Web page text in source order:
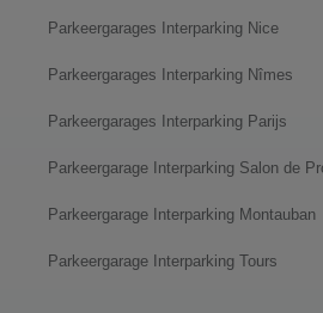
Parkeergarages Interparking Nice
Parkeergarages Interparking Nîmes
Parkeergarages Interparking Parijs
Parkeergarage Interparking Salon de
Parkeergarage Interparking Montauban
Parkeergarage Interparking Tours